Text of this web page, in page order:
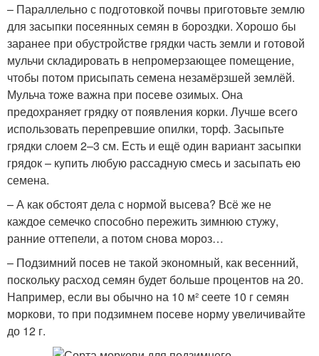
– Параллельно с подготовкой почвы приготовьте землю
для засыпки посеянных семян в бороздки. Хорошо бы
заранее при обустройстве грядки часть земли и готовой
мульчи складировать в непромерзающее помещение,
чтобы потом присыпать семена незамёрзшей землёй.
Мульча тоже важна при посеве озимых. Она
предохраняет грядку от появления корки. Лучше всего
использовать перепревшие опилки, торф. Засыпьте
грядки слоем 2–3 см. Есть и ещё один вариант засыпки
грядок – купить любую рассадную смесь и засыпать ею
семена.
– А как обстоят дела с нормой высева? Всё же не
каждое семечко способно пережить зимнюю стужу,
ранние оттепели, а потом снова мороз…
– Подзимний посев не такой экономный, как весенний,
по­скольку расход семян будет больше процентов на 20.
Например, если вы обычно на 10 м² сеете 10 г семян
моркови, то при подзимнем посеве норму увеличивайте
до 12 г.